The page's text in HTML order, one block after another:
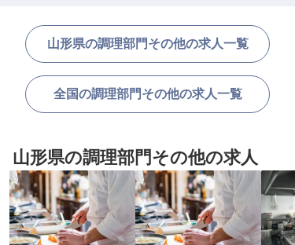
山形県の調理部門その他の求人一覧
全国の調理部門その他の求人一覧
山形県の調理部門その他の求人